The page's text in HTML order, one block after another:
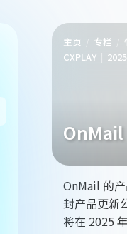
主页 专栏
CXPLAY
OnMail 的
封产品更新
将在 2025